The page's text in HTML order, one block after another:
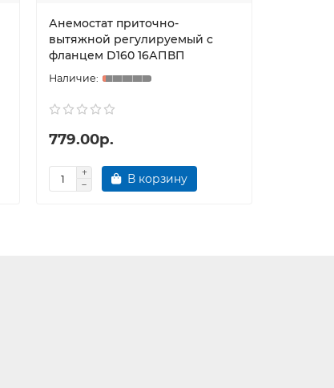
Анемостат приточно-
вытяжной регулируемый с
фланцем D160 16АПВП
779.00р.
В корзину